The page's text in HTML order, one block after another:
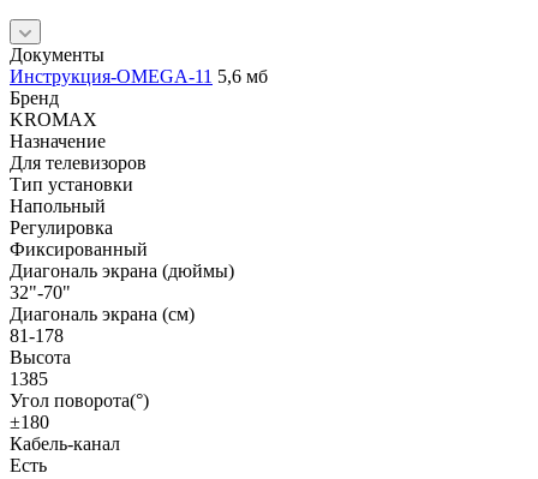
Документы
Инструкция-OMEGA-11 5,6 мб
Бренд
KROMAX
Назначение
Для телевизоров
Тип установки
Напольный
Регулировка
Фиксированный
Диагональ экрана (дюймы)
32"-70"
Диагональ экрана (см)
81-178
Высота
1385
Угол поворота(°)
±180
Кабель-канал
Есть